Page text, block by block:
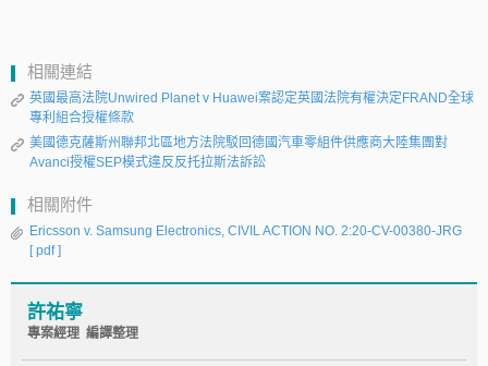
相關連結
英國最高法院Unwired Planet v Huawei案認定英國法院有權決定FRAND全球
專利組合授權條款
美國德克薩斯州聯邦北區地方法院駁回德國汽車零組件供應商大陸集團對
Avanci授權SEP模式違反反托拉斯法訴訟
相關附件
Ericsson v. Samsung Electronics, CIVIL ACTION NO. 2:20-CV-00380-JRG
[ pdf ]
許祐寧
專案經理 編譯整理